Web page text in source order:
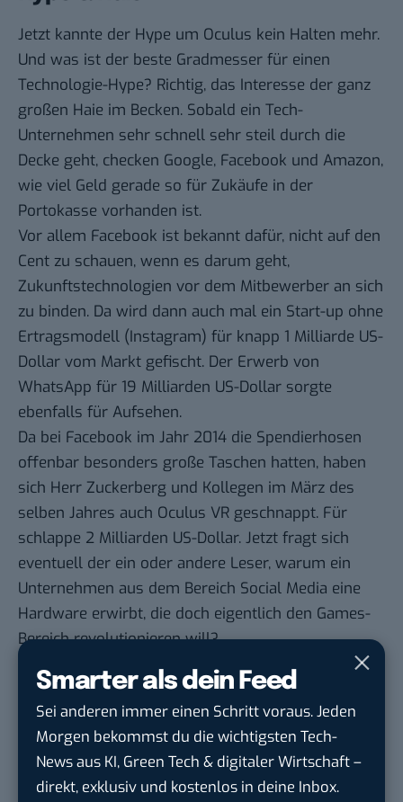
Smarter als dein Feed
Sei anderen immer einen Schritt voraus. Jeden
Morgen bekommst du die wichtigsten Tech-
News aus KI, Green Tech & digitaler Wirtschaft –
direkt, exklusiv und kostenlos in deine Inbox.
Jetzt kannte der Hype um Oculus kein Halten mehr.
Und was ist der beste Gradmesser für einen
Technologie-Hype? Richtig, das Interesse der ganz
großen Haie im Becken. Sobald ein Tech-
Unternehmen sehr schnell sehr steil durch die
Decke geht, checken Google, Facebook und Amazon,
wie viel Geld gerade so für Zukäufe in der
Portokasse vorhanden ist.
Vor allem Facebook ist bekannt dafür, nicht auf den
Cent zu schauen, wenn es darum geht,
Zukunftstechnologien vor dem Mitbewerber an sich
zu binden. Da wird dann auch mal ein Start-up ohne
Ertragsmodell (Instagram) für knapp 1 Milliarde US-
Dollar vom Markt gefischt. Der Erwerb von
WhatsApp für 19 Milliarden US-Dollar sorgte
ebenfalls für Aufsehen.
Da bei Facebook im Jahr 2014 die Spendierhosen
offenbar besonders große Taschen hatten, haben
sich Herr Zuckerberg und Kollegen im März des
selben Jahres auch Oculus VR geschnappt. Für
schlappe 2 Milliarden US-Dollar. Jetzt fragt sich
eventuell der ein oder andere Leser, warum ein
Unternehmen aus dem Bereich Social Media eine
Hardware erwirbt, die doch eigentlich den Games-
Bereich revolutionieren will?
Zum einen wird Oculus den größten Einfluß
außerhalbder Games-Branche haben. Wieso,
weshalb, warum? Das werde ich in einem späteren
Teil dieser Serie beleuchten. Zum anderen werden
sich Gamer in den kommenden Jahren weiter von
den klassischen Plattformen (Xbox, PlayStation etc.)